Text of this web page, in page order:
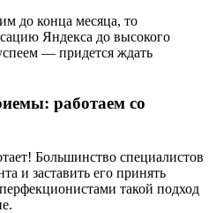
до конца месяца, то
Яндекса до высокого
— придется ждать
работаем со
Большинство специалистов
и заставить его принять
такой подход